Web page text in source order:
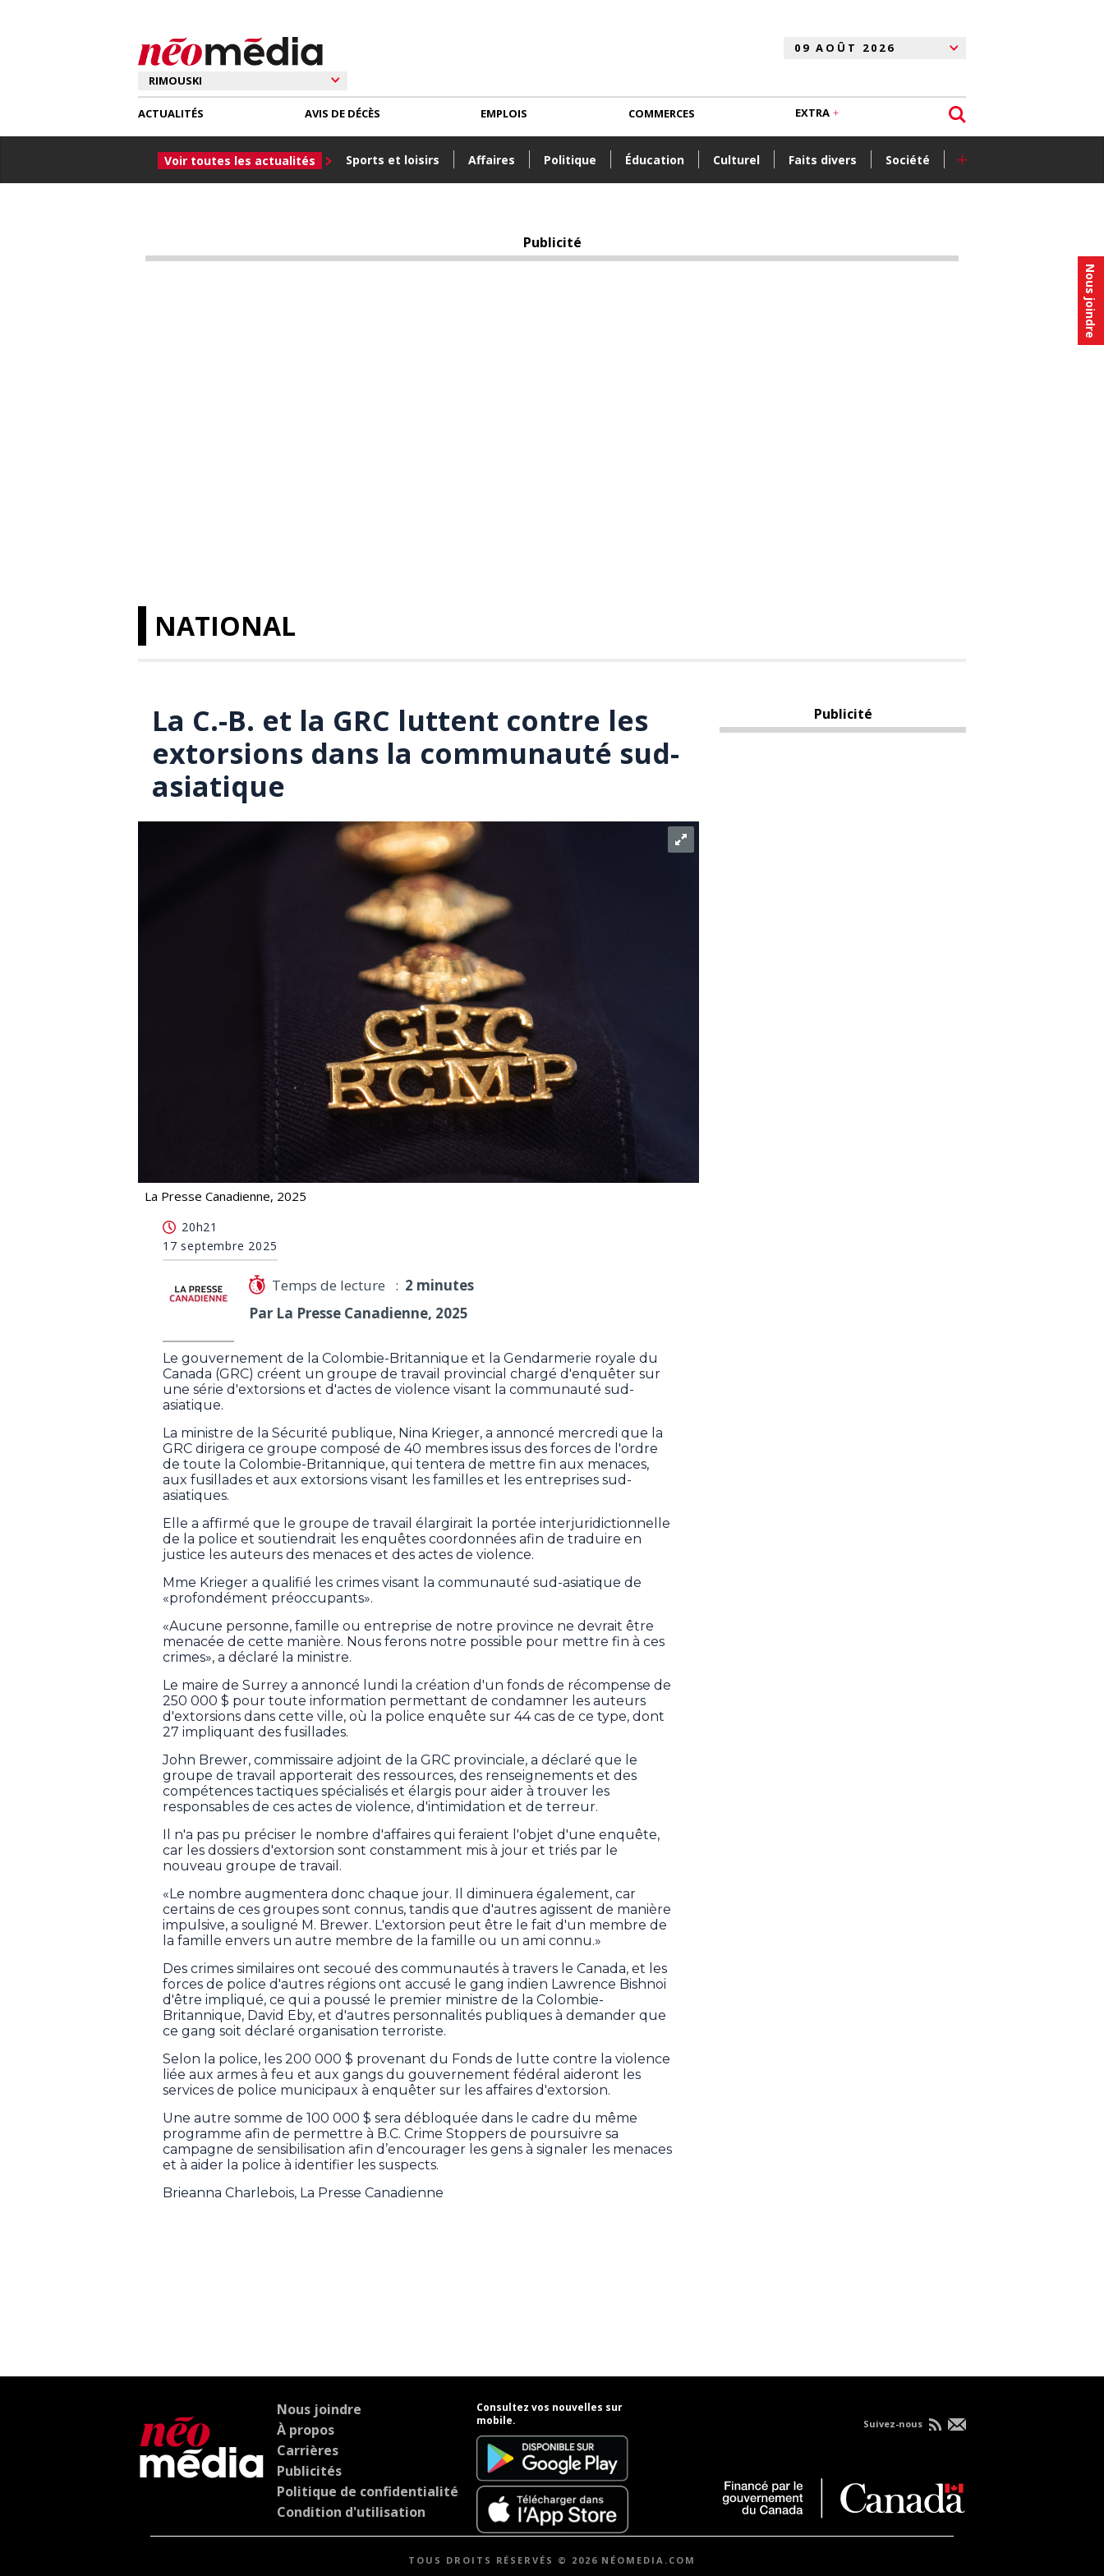
Nous joindre
ACTUALITÉS
Voir toutes les actualités Sports et loisirs Affaires Politique Éducation Culturel Faits divers Société +
AVIS DE DÉCÈS EMPLOIS COMMERCES EXTRA
Publicité
NATIONAL
La C.-B. et la GRC luttent contre les
extorsions dans la communauté sud-
asiatique
La Presse Canadienne, 2025
20h21
17 septembre 2025
Temps de lecture : 2 minutes
Par La Presse Canadienne, 2025
Le gouvernement de la Colombie-Britannique et la Gendarmerie royale du
Canada (GRC) créent un groupe de travail provincial chargé d'enquêter sur
une série d'extorsions et d'actes de violence visant la communauté sud-
asiatique.
La ministre de la Sécurité publique, Nina Krieger, a annoncé mercredi que la
GRC dirigera ce groupe composé de 40 membres issus des forces de l'ordre
de toute la Colombie-Britannique, qui tentera de mettre fin aux menaces,
aux fusillades et aux extorsions visant les familles et les entreprises sud-
asiatiques.
Elle a affirmé que le groupe de travail élargirait la portée interjuridictionnelle
de la police et soutiendrait les enquêtes coordonnées afin de traduire en
justice les auteurs des menaces et des actes de violence.
Mme Krieger a qualifié les crimes visant la communauté sud-asiatique de
«profondément préoccupants».
«Aucune personne, famille ou entreprise de notre province ne devrait être
menacée de cette manière. Nous ferons notre possible pour mettre fin à ces
crimes», a déclaré la ministre.
Le maire de Surrey a annoncé lundi la création d'un fonds de récompense de
250 000 $ pour toute information permettant de condamner les auteurs
d'extorsions dans cette ville, où la police enquête sur 44 cas de ce type, dont
27 impliquant des fusillades.
John Brewer, commissaire adjoint de la GRC provinciale, a déclaré que le
groupe de travail apporterait des ressources, des renseignements et des
compétences tactiques spécialisés et élargis pour aider à trouver les
responsables de ces actes de violence, d'intimidation et de terreur.
Il n'a pas pu préciser le nombre d'affaires qui feraient l'objet d'une enquête,
car les dossiers d'extorsion sont constamment mis à jour et triés par le
nouveau groupe de travail.
«Le nombre augmentera donc chaque jour. Il diminuera également, car
certains de ces groupes sont connus, tandis que d'autres agissent de manière
impulsive, a souligné M. Brewer. L'extorsion peut être le fait d'un membre de
la famille envers un autre membre de la famille ou un ami connu.»
Des crimes similaires ont secoué des communautés à travers le Canada, et les
forces de police d'autres régions ont accusé le gang indien Lawrence Bishnoi
d'être impliqué, ce qui a poussé le premier ministre de la Colombie-
Britannique, David Eby, et d'autres personnalités publiques à demander que
ce gang soit déclaré organisation terroriste.
Selon la police, les 200 000 $ provenant du Fonds de lutte contre la violence
liée aux armes à feu et aux gangs du gouvernement fédéral aideront les
services de police municipaux à enquêter sur les affaires d'extorsion.
Une autre somme de 100 000 $ sera débloquée dans le cadre du même
programme afin de permettre à B.C. Crime Stoppers de poursuivre sa
campagne de sensibilisation afin d’encourager les gens à signaler les menaces
et à aider la police à identifier les suspects.
Brieanna Charlebois, La Presse Canadienne
Publicité
Nous joindre
À propos
Carrières
Publicités
Politique de confidentialité
Condition d'utilisation
Consultez vos nouvelles sur
mobile.
Suivez-nous
TOUS DROITS RÉSERVÉS © 2026 NÉOMEDIA.COM